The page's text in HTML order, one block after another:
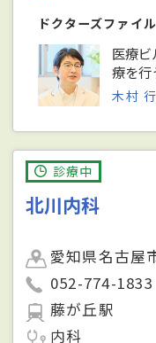
ドクターズファイル
医療
療を行
木村
診療中
北川内科
愛知県名古屋
052-774-1833
藤が丘駅
内科